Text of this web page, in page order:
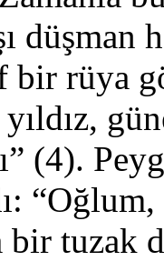
düşman
rüya
(4).
bir tuzak